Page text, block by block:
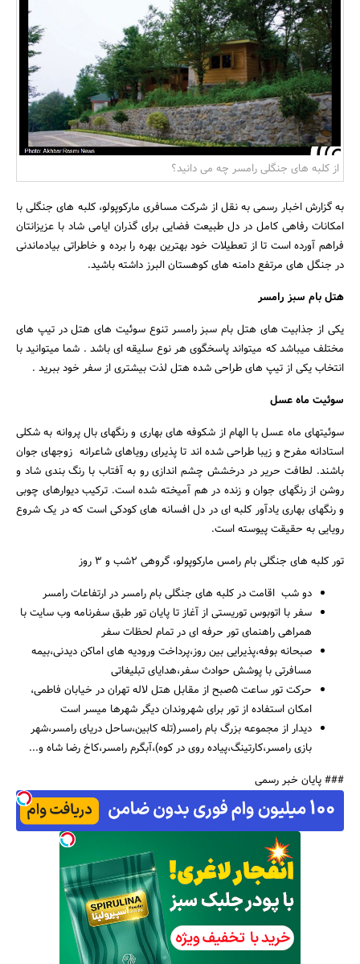
بانک، بیمه و سرمایه
مسکن و ساختمان
جستجو
از کلبه های جنگلی رامسر چه می دانید؟
به گزارش اخبار رسمی به نقل از شرکت مسافری مارکوپولو، کلبه های جنگلی با
امکانات رفاهی کامل در دل طبیعت فضایی برای گذران ایامی شاد با عزیزانتان
فراهم آورده است تا از تعطیلات خود بهترین بهره را برده و خاطراتی بیادماندنی
در جنگل های مرتفع دامنه های کوهستان البرز داشته باشید.
هتل بام سبز رامسر
یکی از جذابیت های هتل بام سبز رامسر تنوع سوئیت های هتل در تیپ های
مختلف میباشد که میتواند پاسخگوی هر نوع سلیقه ای باشد . شما میتوانید با
انتخاب یکی از تیپ های طراحی شده هتل لذت بیشتری از سفر خود ببرید .
سوئیت ماه عسل
سوئیتهای ماه عسل با الهام از شکوفه های بهاری و رنگهای بال پروانه به شکلی
استادانه مفرح و زیبا طراحی شده اند تا پذیرای رویاهای شاعرانه زوجهای جوان
باشند. لطافت حریر در درخشش چشم اندازی رو به آفتاب با رنگ بندی شاد و
روشن از رنگهای جوان و زنده در هم آمیخته شده است. ترکیب دیوارهای چوبی
و رنگهای بهاری یادآور کلبه ای در دل افسانه های کودکی است که در یک شروع
رویایی به حقیقت پیوسته است.
تور کلبه های جنگلی بام رامس مارکوپولو، گروهی 2شب و 3 روز
دو شب اقامت در کلبه های جنگلی بام رامسر در ارتفاعات رامسر
سفر با اتوبوس توریستی از آغاز تا پایان تور طبق سفرنامه وب سایت با
همراهی راهنمای تور حرفه ای در تمام لحظات سفر
صبحانه بوفه،پذیرایی بین روز،پرداخت ورودیه های اماکن دیدنی،بیمه
مسافرتی با پوشش حوادث سفر،هدایای تبلیغاتی
حرکت تور ساعت 5صبح از مقابل هتل لاله تهران در خیابان فاطمی،
امکان استفاده از تور برای شهروندان دیگر شهرها میسر است
دیدار از مجموعه بزرگ بام رامسر(تله کابین،ساحل دریای رامسر،شهر
بازی رامسر،کارتینگ،پیاده روی در کوه)،آبگرم رامسر،کاخ رضا شاه و...
### پایان خبر رسمی